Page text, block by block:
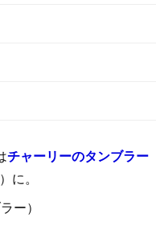
チャーリーのタンブラー
に。
ー）